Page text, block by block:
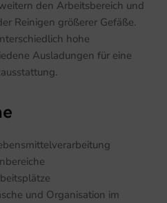
den Arbeitsbereich und
Reinigen größerer Gefäße.
hohe
Ausladungen für eine
und Organisation im